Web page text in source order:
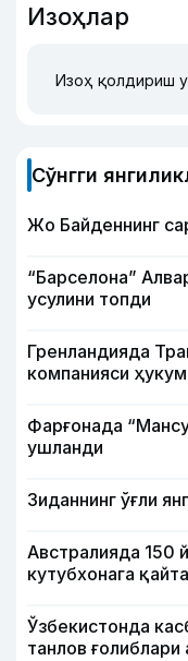
Изоҳлар
Изоҳ қолдириш
Сўнгги
Жо Байденнинг
“Барселона”
усулини топди
Гренландияда
компанияси
Фарғонада
ушланди
Зиданнинг ўғли
Австралияда 150
кутубхонага
Ўзбекистонда
танлов ғолиблари